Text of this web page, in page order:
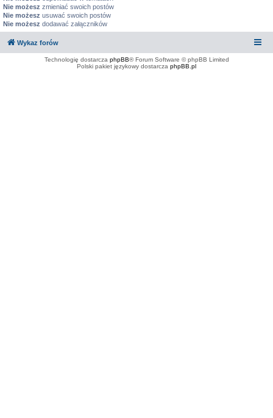
Nie możesz zmieniać swoich postów
Nie możesz usuwać swoich postów
Nie możesz dodawać załączników
Wykaz forów
Technologię dostarcza phpBB® Forum Software © phpBB Limited
Polski pakiet językowy dostarcza phpBB.pl